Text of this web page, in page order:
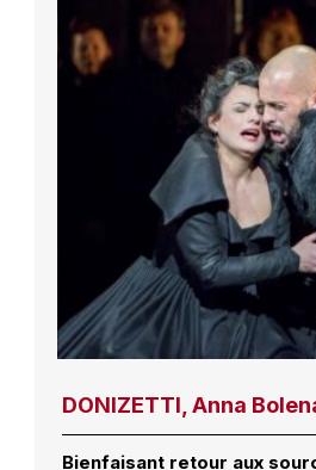
DONIZETTI, Anna
Bienfaisant retour aux